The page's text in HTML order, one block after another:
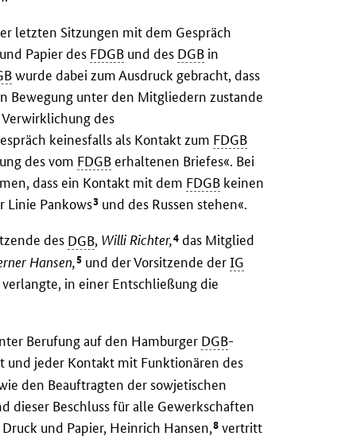
letzten Sitzungen mit dem Gespräch
Papier des FDGB und des DGB in
wurde dabei zum Ausdruck gebracht, dass
Bewegung unter den Mitgliedern zustande
des
keinesfalls als Kontakt zum FDGB
des vom FDGB erhaltenen Briefes«. Bei
dass ein Kontakt mit dem FDGB keinen
Linie Pankows3 und des Russen stehen«.
des DGB, Willi Richter,4 das Mitglied
Hansen,5 und der Vorsitzende derIG
in einer Entschließung die
Berufung auf den Hamburger DGB-
und jeder Kontakt mit Funktionären des
den Beauftragten der sowjetischen
dieser Beschluss für alle Gewerkschaften
Druck und Papier, Heinrich Hansen,8 vertritt